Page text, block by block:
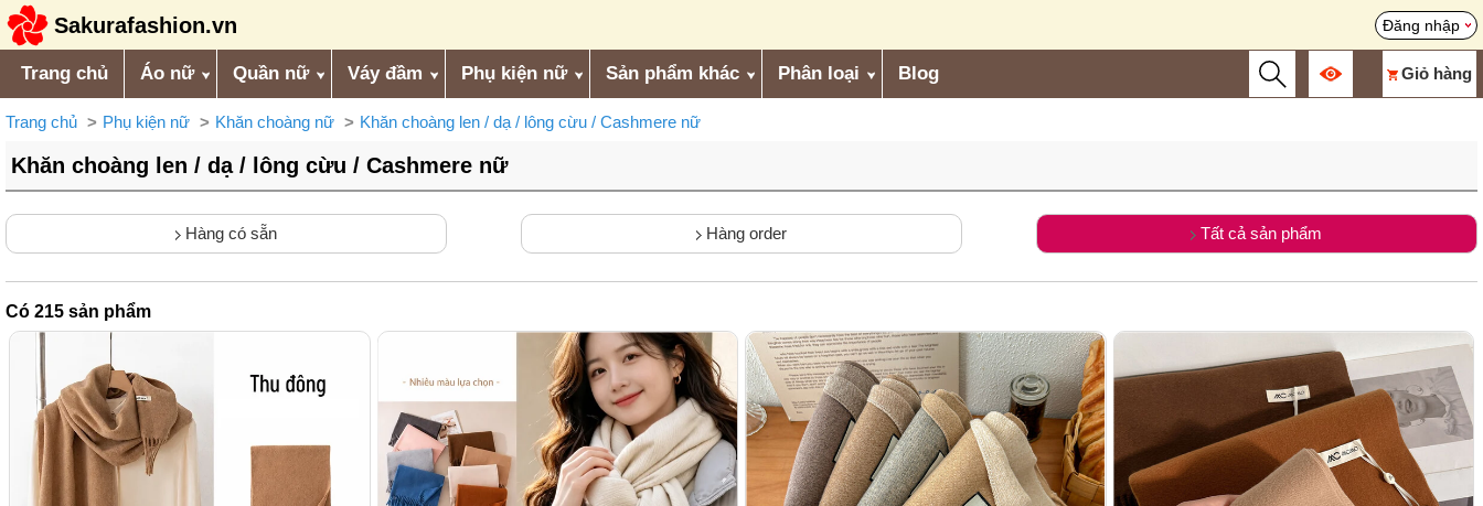
Sakurafashion.vn Đăng nhập
Trang chủ Áo nữ Quần nữ Váy đầm Phụ kiện nữ Sản phẩm khác Phân loại Blog Giỏ hàng
Trang chủ Phụ kiện nữ Khăn choàng nữ Khăn choàng len / dạ / lông cừu / Cashmere nữ
Khăn choàng len / dạ / lông cừu / Cashmere nữ
Hàng có sẵn Hàng order Tất cả sản phẩm
Có 215 sản phẩm